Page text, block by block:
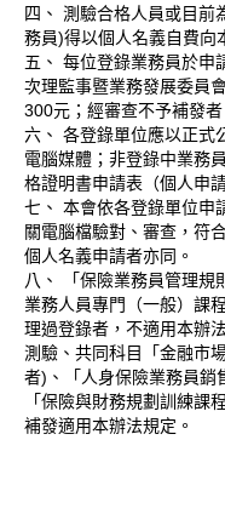
四、 測驗合格人員或目前
務員)得以個人名義自費向
五、 每位登錄業務員於申
次理監事暨業務發展委員
300元；經審查不予補發者
六、 各登錄單位應以正式
電腦媒體；非登錄中業務
格證明書申請表（個人申
七、 本會依各登錄單位申
關電腦檔驗對、審查，符
個人名義申請者亦同。
八、 「保險業務員管理規
業務人員專門（一般）課
理過登錄者，不適用本辦
測驗、共同科目「金融市
者)、「人身保險業務員銷
「保險與財務規劃訓練課
補發適用本辦法規定。